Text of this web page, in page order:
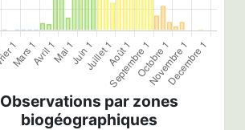
Observations par zones
biogéographiques